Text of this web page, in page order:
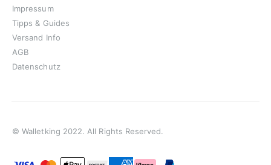
Impressum
Tipps & Guides
Versand Info
AGB
Datenschutz
© Walletking 2022. All Rights Reserved.